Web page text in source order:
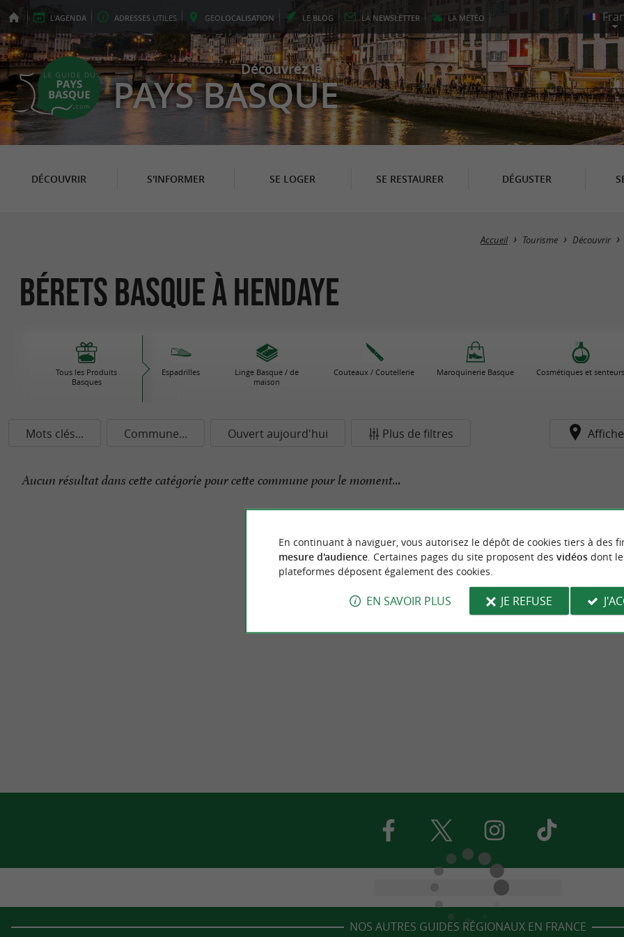
L'AGENDA ADRESSES UTILES GEOLOCALISATION LE BLOG LA NEWSLETTER LA MÉTÉO
Découvrez le
PAYS BASQUE
DÉCOUVRIR S'INFORMER SE LOGER SE RESTAURER DÉGUSTER
Accueil Tourisme Découvrir
Bérets Basque à Hendaye
Tous les Produits
Basques
Espadrilles
Linge Basque / de
maison
Couteaux / Coutellerie Maroquinerie Basque Cosmétiques et senteurs
Mots clés... Commune... Ouvert aujourd'hui Plus de filtres
Aucun résultat dans cette catégorie pour cette commune pour le moment...
NOS AUTRES GUIDES RÉGIONAUX EN FRANCE
En continuant à naviguer, vous autorisez le dépôt de cookies tiers à des
mesure d'audience. Certaines pages du site proposent des vidéosdont
plateformes déposent également des cookies.
EN SAVOIR PLUS JE REFUSE